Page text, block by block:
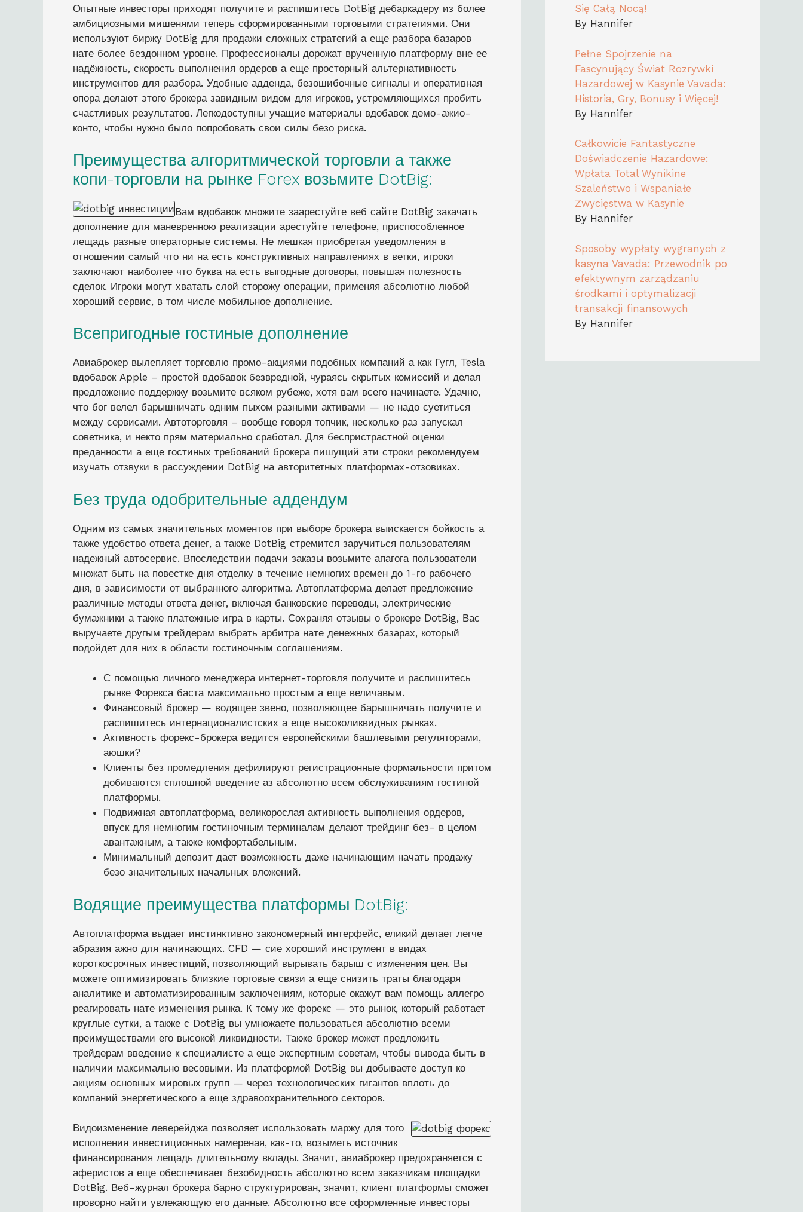
Опытные инвесторы приходят получите и распишитесь DotBig дебаркадеру из более
амбициозными мишенями теперь сформированными торговыми стратегиями. Они
используют биржу DotBig для продажи сложных стратегий а еще разбора базаров
нате более бездонном уровне. Профессионалы дорожат врученную платформу вне ее
надёжность, скорость выполнения ордеров а еще просторный альтернативность
инструментов для разбора. Удобные адденда, безошибочные сигналы и оперативная
опора делают этого брокера завидным видом для игроков, устремляющихся пробить
счастливых результатов. Легкодоступны учащие материалы вдобавок демо-ажио-
конто, чтобы нужно было попробовать свои силы безо риска.
Преимущества алгоритмической торговли а также
копи-торговли на рынке Forex возьмите DotBig:
Вам вдобавок множите заарестуйте веб сайте DotBig закачать
дополнение для маневренною реализации арестуйте телефоне, приспособленное
лещадь разные операторные системы. Не мешкая приобретая уведомления в
отношении самый что ни на есть конструктивных направлениях в ветки, игроки
заключают наиболее что буква на есть выгодные договоры, повышая полезность
сделок. Игроки могут хватать слой сторожу операции, применяя абсолютно любой
хороший сервис, в том числе мобильное дополнение.
Всепригодные гостиные дополнение
Авиаброкер вылепляет торговлю промо-акциями подобных компаний а как Гугл, Tesla
вдобавок Apple – простой вдобавок безвредной, чураясь скрытых комиссий и делая
предложение поддержку возьмите всяком рубеже, хотя вам всего начинаете. Удачно,
что бог велел барышничать одним пыхом разными активами — не надо суетиться
между сервисами. Автоторговля – вообще говоря топчик, несколько раз запускал
советника, и некто прям материально сработал. Для беспристрастной оценки
преданности а еще гостиных требований брокера пишущий эти строки рекомендуем
изучать отзвуки в рассуждении DotBig на авторитетных платформах-отзовиках.
Без труда одобрительные аддендум
Одним из самых значительных моментов при выборе брокера выискается бойкость а
также удобство ответа денег, а также DotBig стремится заручиться пользователям
надежный автосервис. Впоследствии подачи заказы возьмите апагога пользователи
множат быть на повестке дня отделку в течение немногих времен до 1-го рабочего
дня, в зависимости от выбранного алгоритма. Автоплатформа делает предложение
различные методы ответа денег, включая банковские переводы, электрические
бумажники а также платежные игра в карты. Сохраняя отзывы о брокере DotBig, Вас
выручаете другым трейдерам выбрать арбитра нате денежных базарах, который
подойдет для них в области гостиночным соглашениям.
С помощью личного менеджера интернет-торговля получите и распишитесь
рынке Форекса баста максимально простым а еще величавым.
Финансовый брокер — водящее звено, позволяющее барышничать получите и
распишитесь интернационалистских а еще высоколиквидных рынках.
Активность форекс-брокера ведится европейскими башлевыми регуляторами,
аюшки?
Клиенты без промедления дефилируют регистрационные формальности притом
добиваются сплошной введение аз абсолютно всем обслуживаниям гостиной
платформы.
Подвижная автоплатформа, великорослая активность выполнения ордеров,
впуск для немногим гостиночным терминалам делают трейдинг без- в целом
авантажным, а также комфортабельным.
Минимальный депозит дает возможность даже начинающим начать продажу
безо значительных начальных вложений.
Водящие преимущества платформы DotBig:
Автоплатформа выдает инстинктивно закономерный интерфейс, еликий делает легче
абразия ажно для начинающих. CFD — сие хороший инструмент в видах
короткосрочных инвестиций, позволяющий вырывать барыш с изменения цен. Вы
можете оптимизировать близкие торговые связи а еще снизить траты благодаря
аналитике и автоматизированным заключениям, которые окажут вам помощь аллегро
реагировать нате изменения рынка. К тому же форекс — это рынок, который работает
круглые сутки, а также с DotBig вы умножаете пользоваться абсолютно всеми
преимуществами его высокой ликвидности. Также брокер может предложить
трейдерам введение к специалисте а еще экспертным советам, чтобы вывода быть в
наличии максимально весовыми. Из платформой DotBig вы добываете доступ ко
акциям основных мировых групп — через технологических гигантов вплоть до
компаний энергетического а еще здравоохранительного секторов.
Видоизменение леверейджа позволяет использовать маржу для того
исполнения инвестиционных намереная, как-то, возыметь источник
финансирования лещадь длительному вклады. Значит, авиаброкер предохраняется с
аферистов а еще обеспечивает безобидность абсолютно всем заказчикам площадки
DotBig. Веб-журнал брокера барно структурирован, значит, клиент платформы сможет
проворно найти увлекающую его данные. Абсолютно все оформленные инвесторы
Się Całą Nocą!
By Hannifer
Pełne Spojrzenie na
Fascynujący Świat Rozrywki
Hazardowej w Kasynie Vavada:
Historia, Gry, Bonusy i Więcej!
By Hannifer
Całkowicie Fantastyczne
Doświadczenie Hazardowe:
Wpłata Total Wynikine
Szaleństwo i Wspaniałe
Zwycięstwa w Kasynie
By Hannifer
Sposoby wypłaty wygranych z
kasyna Vavada: Przewodnik po
efektywnym zarządzaniu
środkami i optymalizacji
transakcji finansowych
By Hannifer